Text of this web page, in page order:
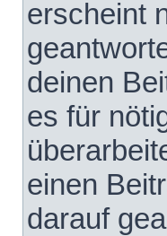
erscheint
deinen
es für
einen
darauf